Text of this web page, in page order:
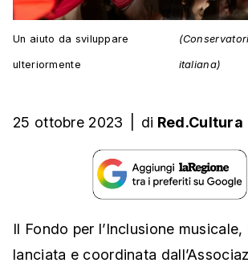
Un aiuto da sviluppare
ulteriormente italiana)
25 ottobre 2023 di Red.Cultura
Il Fondo per l’Inclusione musicale,
lanciata e coordinata